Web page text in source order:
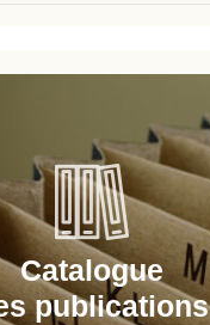
Catalogue
publications